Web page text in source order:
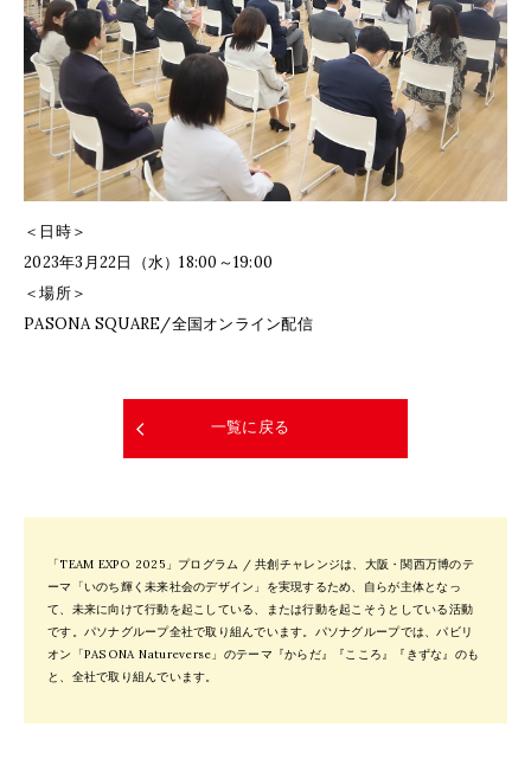
＜日時＞
2023年3月22日（水）18:00～19:00
＜場所＞
PASONA SQUARE/全国オンライン配信
一覧に戻る
「TEAM EXPO 2025」プログラム / 共創チャレンジは、大阪・関西万博のテ
ーマ「いのち輝く未来社会のデザイン」を実現するため、自らが主体となっ
て、未来に向けて行動を起こしている、または行動を起こそうとしている活動
です。パソナグループ全社で取り組んでいます。パソナグループでは、パビリ
オン「PASONA Natureverse」のテーマ『からだ』『こころ』『きずな』のも
と、全社で取り組んでいます。